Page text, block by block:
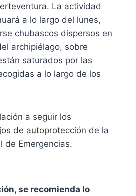
La actividad
a lo largo del lunes,
chubascos dispersos en
archipiélago, sobre
saturados por las
a lo largo de los
a seguir los
de autoprotección de la
de Emergencias.
se recomienda lo